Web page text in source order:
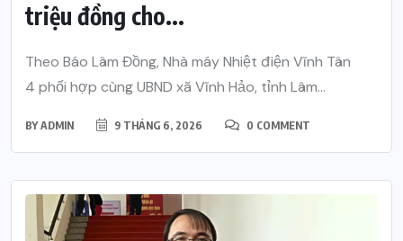
triệu đồng cho...
Theo Báo Lâm Đồng, Nhà máy Nhiệt điện Vĩnh Tân
4 phối hợp cùng UBND xã Vĩnh Hảo, tỉnh Lâm...
BYADMIN 9 THÁNG 6, 2026 0 COMMENT